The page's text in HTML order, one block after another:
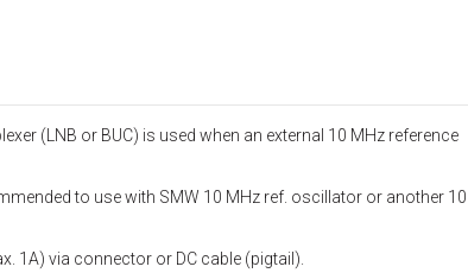
(LNB or BUC) is used when an external 10 MHz reference
to use with SMW 10 MHz ref. oscillator or another 10
1A) via connector or DC cable (pigtail).